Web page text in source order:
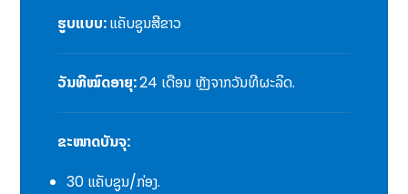
ຮູບແບບ:ແຄັບຊູນສີຂາວ
ວັນທີໝົດອາຍຸ:24 ເດືອນ ຫຼັງຈາກວັນທີຜະລິດ.
ຂະໜາດບັນຈຸ:
30 ແຄັບຊູນ/ກ່ອງ.